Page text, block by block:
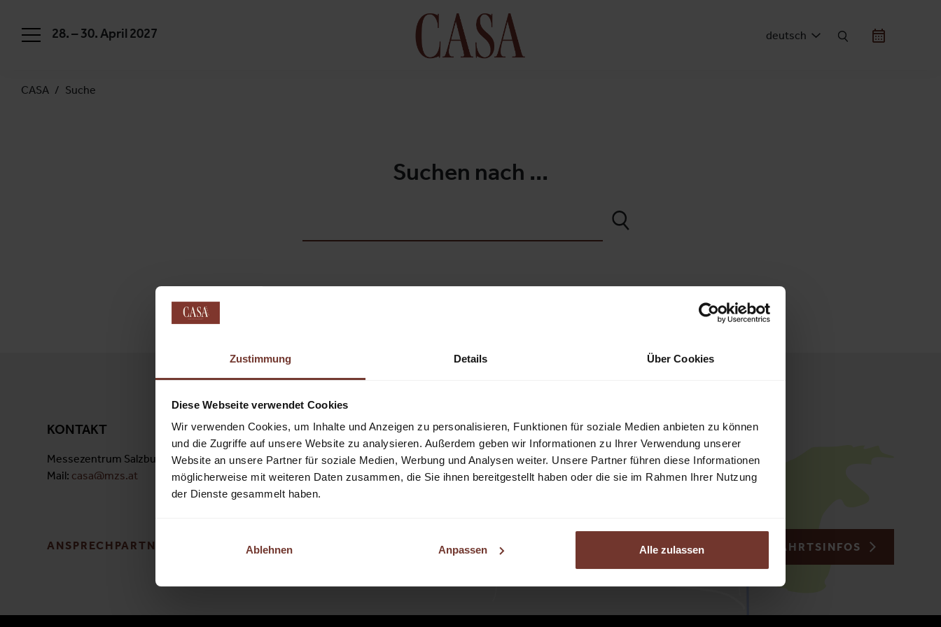
Zustimmung Details Über Cookies
Diese Webseite verwendet Cookies
Wir verwenden Cookies, um Inhalte und Anzeigen zu personalisieren, Funktionen für soziale Medien anbieten zu können
und die Zugriffe auf unsere Website zu analysieren. Außerdem geben wir Informationen zu Ihrer Verwendung unserer
Website an unsere Partner für soziale Medien, Werbung und Analysen weiter. Unsere Partner führen diese Informationen
möglicherweise mit weiteren Daten zusammen, die Sie ihnen bereitgestellt haben oder die sie im Rahmen Ihrer Nutzung
der Dienste gesammelt haben.
Ablehnen Anpassen Alle zulassen
28. – 30. April 2027 deutsch
CASA Suche
Suchen nach ...
SUCHEN
KONTAKT
Messezentrum Salzburg GmbH
Mail: casa@mzs.at
Am Messezentrum 1
5020 Salzburg
Österreich
ANSPRECHPARTNER FINDEN ZU DEN ANFAHRTSINFOS